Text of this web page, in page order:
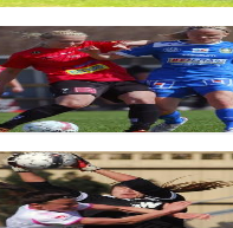
Bunkeflo – QBIK